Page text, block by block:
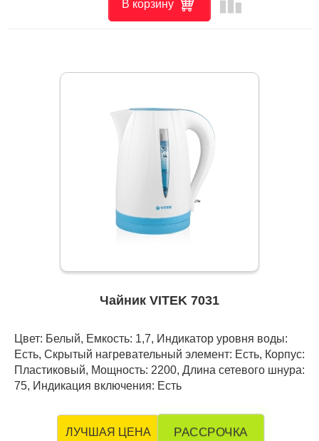
В корзину
Чайник VITEK 7031
Цвет: Белый, Емкость: 1,7, Индикатор уровня воды:
Есть, Скрытый нагревательный элемент: Есть, Корпус:
Пластиковый, Мощность: 2200, Длина сетевого шнура:
75, Индикация включения: Есть
ЛУЧШАЯ ЦЕНА РАССРОЧКА